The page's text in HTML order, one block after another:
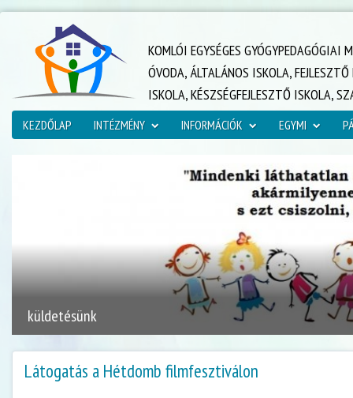
KOMLÓI EGYSÉGES GYÓGYPEDAGÓGIAI
ÓVODA, ÁLTALÁNOS ISKOLA,
ISKOLA, KÉSZSÉGFEJLESZTŐ ISKOLA,
KEZDŐLAP INTÉZMÉNY INFORMÁCIÓK EGYMI
küldetésünk
Látogatás a Hétdomb filmfesztiválon